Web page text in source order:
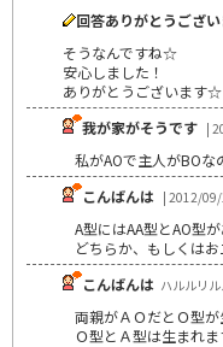
回答ありがとうござ
そうなんですね☆
安心しました！
ありがとうございます☆
我が家がそうです |
私がAOで主人がBOな
こんばんは | 2012/
A型にはAA型とAO型
どちらか、もしくは
こんばんは ハルルリ
両親がＡＯだとＯ型が
Ｏ型とＡ型は生まれま